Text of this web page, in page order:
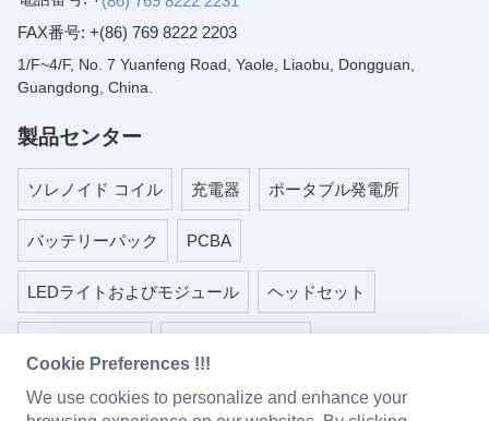
FAX番号: +(86) 769 8222 2203
1/F~4/F, No. 7 Yuanfeng Road, Yaole, Liaobu, Dongguan,
Guangdong, China.
製品センター
ソレノイド コイル 充電器 ポータブル発電所
バッテリーパック PCBA
LEDライトおよびモジュール ヘッドセット
金属スタンピング部品
Cookie Preferences !!!
We use cookies to personalize and enhance your